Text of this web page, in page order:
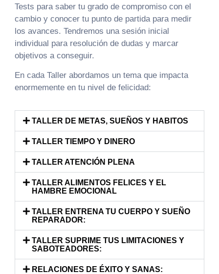
Tests para saber tu grado de compromiso con el
cambio y conocer tu punto de partida para medir
los avances. Tendremos una sesión inicial
individual para resolución de dudas y marcar
objetivos a conseguir.
En cada Taller abordamos un tema que impacta
enormemente en tu nivel de felicidad:
TALLER DE METAS, SUEÑOS Y HABITOS
TALLER TIEMPO Y DINERO
TALLER ATENCIÓN PLENA
TALLER ALIMENTOS FELICES Y EL
HAMBRE EMOCIONAL
TALLER ENTRENA TU CUERPO Y SUEÑO
REPARADOR:
TALLER SUPRIME TUS LIMITACIONES Y
SABOTEADORES:
RELACIONES DE ÉXITO Y SANAS: